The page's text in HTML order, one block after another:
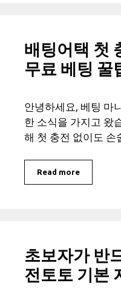
배팅어택 첫
무료 베팅 꿀
안녕하세요, 베팅 마
한 소식을 가지고 왔
해 첫 충전 없이도 손
Read more
초보자가 반
전토토 기본